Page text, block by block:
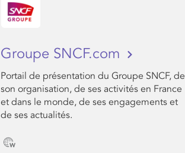
Groupe SNCF.com
Portail de présentation du Groupe SNCF, de
son organisation, de ses activités en France
et dans le monde, de ses engagements et
de ses actualités.